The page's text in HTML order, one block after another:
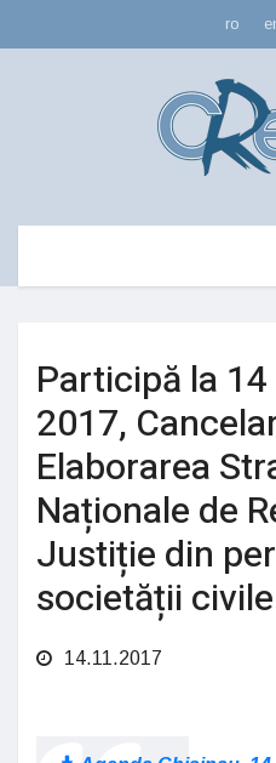
ro
Participă la
2017,
Elaborarea
Naționale de
Justiție din
societății civile
14.11.2017